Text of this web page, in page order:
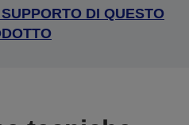
DI QUESTO